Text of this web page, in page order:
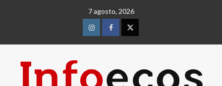
7 agosto, 2026
InstagramFacebookTwitter